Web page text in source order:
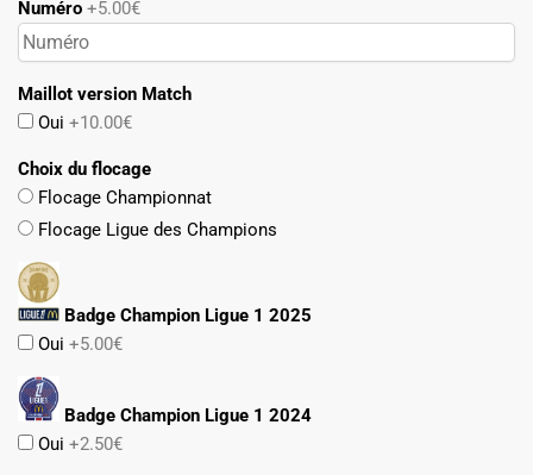
Numéro +5.00€
Maillot version Match
Oui +10.00€
Choix du flocage
Flocage Championnat
Flocage Ligue des Champions
Badge Champion Ligue 1 2025
Oui +5.00€
Badge Champion Ligue 1 2024
Oui +2.50€